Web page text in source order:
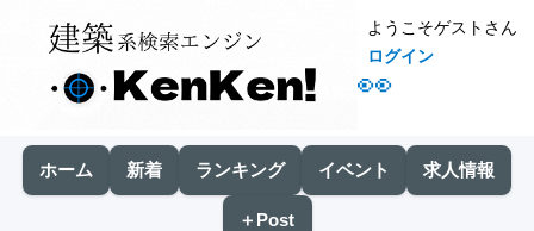
👀
ようこそゲストさん
ログイン
ホーム 新着 ランキング イベント 求人情報
＋Post